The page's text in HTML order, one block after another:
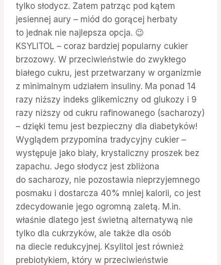
tylko słodycz. Zatem patrząc pod kątem
jesiennej aury – miód do gorącej herbaty
to jednak nie najlepsza opcja. 😉
KSYLITOL – coraz bardziej popularny cukier
brzozowy. W przeciwieństwie do zwykłego
białego cukru, jest przetwarzany w organizmie
z minimalnym udziałem insuliny. Ma ponad 14
razy niższy indeks glikemiczny od glukozy i 9
razy niższy od cukru rafinowanego (sacharozy)
– dzięki temu jest bezpieczny dla diabetyków!
Wyglądem przypomina tradycyjny cukier –
występuje jako biały, krystaliczny proszek bez
zapachu. Jego słodycz jest zbliżona
do sacharozy, nie pozostawia nieprzyjemnego
posmaku i dostarcza 40% mniej kalorii, co jest
zdecydowanie jego ogromną zaletą. M.in.
właśnie dlatego jest świetną alternatywą nie
tylko dla cukrzyków, ale także dla osób
na diecie redukcyjnej. Ksylitol jest również
prebiotykiem, który w przeciwieństwie